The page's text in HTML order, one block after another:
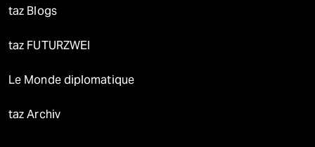
taz Blogs
taz FUTURZWEI
Le Monde diplomatique
taz Archiv